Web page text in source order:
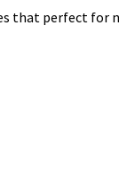
that perfect for